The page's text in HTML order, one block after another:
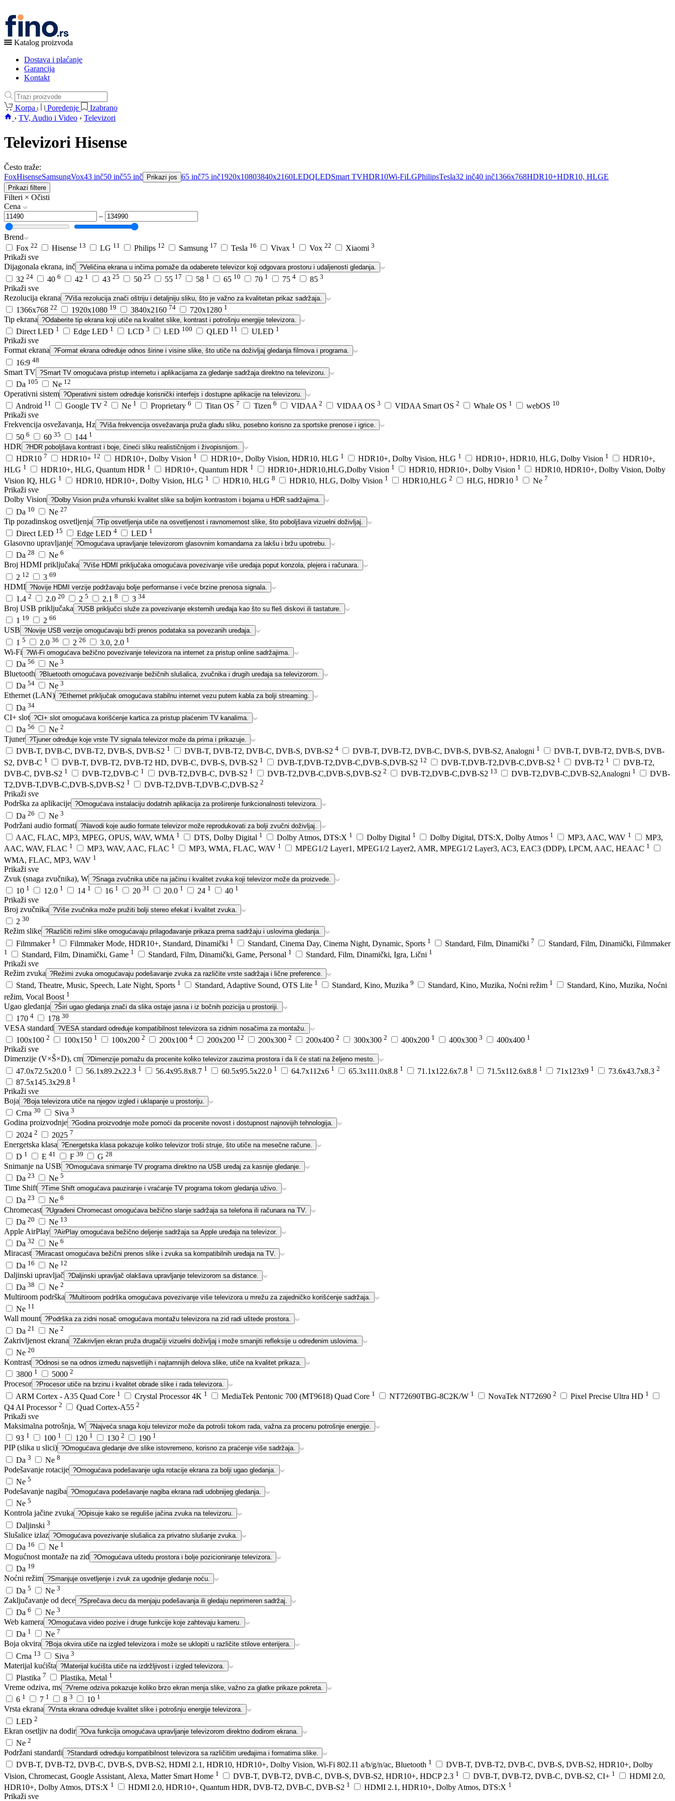
Katalog proizvoda
Dostava i plaćanje
Garancija
Kontakt
Korpa Poredenje
Izabrano
› TV, Audio i Video › Televizori
Televizori Hisense
Često traže:
FoxHisenseSamsungVox43 inč50 inč55 inč Prikazi jos 65 inč75 inč1920x10803840x2160LEDQLEDSmart TVHDR10Wi-FiLGPhilipsTesla32 inč40 inč1366x768HDR10+HDR10, HLGE
Prikazi filtere
Filteri × Očisti
Cena
–
Brend
Fox 22 Hisense 13 LG 11 Philips 12 Samsung 17 Tesla 16 Vivax 1 Vox 22 Xiaomi 3
Prikaži sve
Dijagonala ekrana, inč ?Veličina ekrana u inčima pomaže da odaberete televizor koji odgovara prostoru i udaljenosti gledanja.
32 24 40 6 42 1 43 25 50 25 55 17 58 1 65 10 70 1 75 4 85 3
Prikaži sve
Rezolucija ekrana ?Viša rezolucija znači oštriju i detaljniju sliku, što je važno za kvalitetan prikaz sadržaja.
1366x768 22 1920x1080 19 3840x2160 74 720x1280 1
Tip ekrana ?Odaberite tip ekrana koji utiče na kvalitet slike, kontrast i potrošnju energije televizora.
Direct LED 1 Edge LED 1 LCD 3 LED 100 QLED 11 ULED 1
Prikaži sve
Format ekrana ?Format ekrana određuje odnos širine i visine slike, što utiče na doživljaj gledanja filmova i programa.
16:9 48
Smart TV ?Smart TV omogućava pristup internetu i aplikacijama za gledanje sadržaja direktno na televizoru.
Da 105 Ne 12
Operativni sistem ?Operativni sistem određuje korisnički interfejs i dostupne aplikacije na televizoru.
Android 11 Google TV 2 Ne 1 Proprietary 6 Titan OS 7 Tizen 6 VIDAA 2 VIDAA OS 3 VIDAA Smart OS 2 Whale OS 1 webOS 10
Prikaži sve
Frekvencija osvežavanja, Hz ?Viša frekvencija osvežavanja pruža glađu sliku, posebno korisno za sportske prenose i igrice.
50 6 60 35 144 1
HDR ?HDR poboljšava kontrast i boje, čineći sliku realističnijom i živopisnijom.
HDR10 7 HDR10+ 12 HDR10+, Dolby Vision 1 HDR10+, Dolby Vision, HDR10, HLG 1 HDR10+, Dolby Vision, HLG 1 HDR10+, HDR10, HLG, Dolby Vision 1
HDR10+,
HLG 1 HDR10+, HLG, Quantum HDR 1 HDR10+, Quantum HDR 1 HDR10+,HDR10,HLG,Dolby Vision 1 HDR10, HDR10+, Dolby Vision 1
HDR10, HDR10+, Dolby Vision, Dolby
Vision IQ, HLG 1 HDR10, HDR10+, Dolby Vision, HLG 1 HDR10, HLG 8 HDR10, HLG, Dolby Vision 1 HDR10,HLG 2 HLG, HDR10 1 Ne 7
Prikaži sve
Dolby Vision ?Dolby Vision pruža vrhunski kvalitet slike sa boljim kontrastom i bojama u HDR sadržajima.
Da 10 Ne 27
Tip pozadinskog osvetljenja ?Tip osvetljenja utiče na osvetljenost i ravnomernost slike, što poboljšava vizuelni doživljaj.
Direct LED 15 Edge LED 4 LED 1
Glasovno upravljanje ?Omogućava upravljanje televizorom glasovnim komandama za lakšu i bržu upotrebu.
Da 28 Ne 6
Broj HDMI priključaka ?Više HDMI priključaka omogućava povezivanje više uređaja poput konzola, plejera i računara.
2 12 3 69
HDMI ?Novije HDMI verzije podržavaju bolje performanse i veće brzine prenosa signala.
1.4 2 2.0 20 2 5 2.1 8 3 34
Broj USB priključaka ?USB priključci služe za povezivanje eksternih uređaja kao što su fleš diskovi ili tastature.
1 19 2 66
USB ?Novije USB verzije omogućavaju brži prenos podataka sa povezanih uređaja.
1 5 2.0 36 2 26 3.0, 2.0 1
Wi-Fi ?Wi-Fi omogućava bežično povezivanje televizora na internet za pristup online sadržajima.
Da 56 Ne 3
Bluetooth ?Bluetooth omogućava povezivanje bežičnih slušalica, zvučnika i drugih uređaja sa televizorom.
Da 54 Ne 3
Ethernet (LAN) ?Ethernet priključak omogućava stabilnu internet vezu putem kabla za bolji streaming.
Da 34
CI+ slot ?CI+ slot omogućava korišćenje kartica za pristup plaćenim TV kanalima.
Da 56 Ne 2
Tjuner ?Tjuner određuje koje vrste TV signala televizor može da prima i prikazuje.
DVB-T, DVB-C, DVB-T2, DVB-S, DVB-S2 1 DVB-T, DVB-T2, DVB-C, DVB-S, DVB-S2 4 DVB-T, DVB-T2, DVB-C, DVB-S, DVB-S2, Analogni 1
DVB-T, DVB-T2, DVB-S, DVB-
S2, DVB-C 1 DVB-T, DVB-T2, DVB-T2 HD, DVB-C, DVB-S, DVB-S2 1 DVB-T,DVB-T2,DVB-C,DVB-S,DVB-S2 12 DVB-T,DVB-T2,DVB-C,DVB-S2 1 DVB-T2 1
DVB-T2,
DVB-C, DVB-S2 1 DVB-T2,DVB-C 1 DVB-T2,DVB-C, DVB-S2 1 DVB-T2,DVB-C,DVB-S,DVB-S2 2 DVB-T2,DVB-C,DVB-S2 13 DVB-T2,DVB-C,DVB-S2,Analogni 1
DVB-
T2,DVB-T,DVB-C,DVB-S,DVB-S2 1 DVB-T2,DVB-T,DVB-C,DVB-S2 2
Prikaži sve
Podrška za aplikacije ?Omogućava instalaciju dodatnih aplikacija za proširenje funkcionalnosti televizora.
Da 26 Ne 3
Podržani audio formati ?Navodi koje audio formate televizor može reprodukovati za bolji zvučni doživljaj.
AAC, FLAC, MP3, MPEG, OPUS, WAV, WMA 1 DTS, Dolby Digital 1 Dolby Atmos, DTS:X 1 Dolby Digital 1 Dolby Digital, DTS:X, Dolby Atmos 1 MP3, AAC, WAV 1
MP3,
AAC, WAV, FLAC 1 MP3, WAV, AAC, FLAC 1 MP3, WMA, FLAC, WAV 1 MPEG1/2 Layer1, MPEG1/2 Layer2, AMR, MPEG1/2 Layer3, AC3, EAC3 (DDP), LPCM, AAC, HEAAC 1
WMA, FLAC, MP3, WAV 1
Prikaži sve
Zvuk (snaga zvučnika), W ?Snaga zvučnika utiče na jačinu i kvalitet zvuka koji televizor može da proizvede.
10 1 12.0 1 14 1 16 1 20 31 20.0 1 24 1 40 1
Prikaži sve
Broj zvučnika ?Više zvučnika može pružiti bolji stereo efekat i kvalitet zvuka.
2 30
Režim slike ?Različiti režimi slike omogućavaju prilagođavanje prikaza prema sadržaju i uslovima gledanja.
Filmmaker 1 Filmmaker Mode, HDR10+, Standard, Dinamički 1 Standard, Cinema Day, Cinema Night, Dynamic, Sports 1 Standard, Film, Dinamički 7 Standard, Film, Dinamički, Filmmaker
1 Standard, Film, Dinamički, Game 1 Standard, Film, Dinamički, Game, Personal 1 Standard, Film, Dinamički, Igra, Lični 1
Prikaži sve
Režim zvuka ?Režimi zvuka omogućavaju podešavanje zvuka za različite vrste sadržaja i lične preference.
Stand, Theatre, Music, Speech, Late Night, Sports 1 Standard, Adaptive Sound, OTS Lite 1 Standard, Kino, Muzika 9 Standard, Kino, Muzika, Noćni režim 1
Standard, Kino, Muzika, Noćni
režim, Vocal Boost 1
Ugao gledanja ?Širi ugao gledanja znači da slika ostaje jasna i iz bočnih pozicija u prostoriji.
170 4 178 30
VESA standard ?VESA standard određuje kompatibilnost televizora sa zidnim nosačima za montažu.
100x100 2 100x150 1 100x200 2 200x100 4 200x200 12 200x300 2 200x400 2 300x300 2 400x200 1 400x300 3 400x400 1
Prikaži sve
Dimenzije (V×Š×D), cm ?Dimenzije pomažu da procenite koliko televizor zauzima prostora i da li će stati na željeno mesto.
47.0x72.5x20.0 1 56.1x89.2x22.3 1 56.4x95.8x8.7 1 60.5x95.5x22.0 1 64.7x112x6 1 65.3x111.0x8.8 1 71.1x122.6x7.8 1 71.5x112.6x8.8 1 71x123x9 1 73.6x43.7x8.3 2
87.5x145.3x29.8 1
Prikaži sve
Boja ?Boja televizora utiče na njegov izgled i uklapanje u prostoriju.
Crna 30 Siva 3
Godina proizvodnje ?Godina proizvodnje može pomoći da procenite novost i dostupnost najnovijih tehnologija.
2024 2 2025 7
Energetska klasa ?Energetska klasa pokazuje koliko televizor troši struje, što utiče na mesečne račune.
D 1 E 41 F 39 G 28
Snimanje na USB ?Omogućava snimanje TV programa direktno na USB uređaj za kasnije gledanje.
Da 23 Ne 5
Time Shift ?Time Shift omogućava pauziranje i vraćanje TV programa tokom gledanja uživo.
Da 23 Ne 6
Chromecast ?Ugrađeni Chromecast omogućava bežično slanje sadržaja sa telefona ili računara na TV.
Da 20 Ne 13
Apple AirPlay ?AirPlay omogućava bežično deljenje sadržaja sa Apple uređaja na televizor.
Da 32 Ne 6
Miracast ?Miracast omogućava bežični prenos slike i zvuka sa kompatibilnih uređaja na TV.
Da 16 Ne 12
Daljinski upravljač ?Daljinski upravljač olakšava upravljanje televizorom sa distance.
Da 38 Ne 2
Multiroom podrška ?Multiroom podrška omogućava povezivanje više televizora u mrežu za zajedničko korišćenje sadržaja.
Ne 11
Wall mount ?Podrška za zidni nosač omogućava montažu televizora na zid radi uštede prostora.
Da 21 Ne 2
Zakrivljenost ekrana ?Zakrivljen ekran pruža drugačiji vizuelni doživljaj i može smanjiti refleksije u određenim uslovima.
Ne 20
Kontrast ?Odnosi se na odnos između najsvetlijih i najtamnijih delova slike, utiče na kvalitet prikaza.
3800 1 5000 2
Procesor ?Procesor utiče na brzinu i kvalitet obrade slike i rada televizora.
ARM Cortex - A35 Quad Core 1 Crystal Processor 4K 1 MediaTek Pentonic 700 (MT9618) Quad Core 1 NT72690TBG-8C2K/W 1 NovaTek NT72690 2 Pixel Precise Ultra HD 1
Q4 AI Processor 2 Quad Cortex-A55 2
Prikaži sve
Maksimalna potrošnja, W ?Najveća snaga koju televizor može da potroši tokom rada, važna za procenu potrošnje energije.
93 1 100 1 120 1 130 2 190 1
PIP (slika u slici) ?Omogućava gledanje dve slike istovremeno, korisno za praćenje više sadržaja.
Da 3 Ne 8
Podešavanje rotacije ?Omogućava podešavanje ugla rotacije ekrana za bolji ugao gledanja.
Ne 5
Podešavanje nagiba ?Omogućava podešavanje nagiba ekrana radi udobnijeg gledanja.
Ne 5
Kontrola jačine zvuka ?Opisuje kako se reguliše jačina zvuka na televizoru.
Daljinski 3
Slušalice izlaz ?Omogućava povezivanje slušalica za privatno slušanje zvuka.
Da 16 Ne 1
Mogućnost montaže na zid ?Omogućava uštedu prostora i bolje pozicioniranje televizora.
Da 19
Noćni režim ?Smanjuje osvetljenje i zvuk za ugodnije gledanje noću.
Da 5 Ne 3
Zaključavanje od dece ?Sprečava decu da menjaju podešavanja ili gledaju neprimeren sadržaj.
Da 6 Ne 3
Web kamera ?Omogućava video pozive i druge funkcije koje zahtevaju kameru.
Da 1 Ne 7
Boja okvira ?Boja okvira utiče na izgled televizora i može se uklopiti u različite stilove enterijera.
Crna 13 Siva 3
Materijal kućišta ?Materijal kućišta utiče na izdržljivost i izgled televizora.
Plastika 7 Plastika, Metal 1
Vreme odziva, ms ?Vreme odziva pokazuje koliko brzo ekran menja slike, važno za glatke prikaze pokreta.
6 1 7 1 8 3 10 1
Vrsta ekrana ?Vrsta ekrana određuje kvalitet slike i potrošnju energije televizora.
LED 2
Ekran osetljiv na dodir ?Ova funkcija omogućava upravljanje televizorom direktno dodirom ekrana.
Ne 2
Podržani standardi ?Standardi određuju kompatibilnost televizora sa različitim uređajima i formatima slike.
DVB-T, DVB-T2, DVB-C, DVB-S, DVB-S2, HDMI 2.1, HDR10, HDR10+, Dolby Vision, Wi-Fi 802.11 a/b/g/n/ac, Bluetooth 1
DVB-T, DVB-T2, DVB-C, DVB-S, DVB-S2, HDR10+, Dolby
Vision, Chromecast, Google Assistant, Alexa, Matter Smart Home 1 DVB-T, DVB-T2, DVB-C, DVB-S, DVB-S2, HDR10+, HDCP 2.3 1 DVB-T, DVB-T2, DVB-C, DVB-S2, CI+ 1
HDMI 2.0,
HDR10+, Dolby Atmos, DTS:X 1 HDMI 2.0, HDR10+, Quantum HDR, DVB-T2, DVB-C, DVB-S2 1 HDMI 2.1, HDR10+, Dolby Atmos, DTS:X 1
Prikaži sve